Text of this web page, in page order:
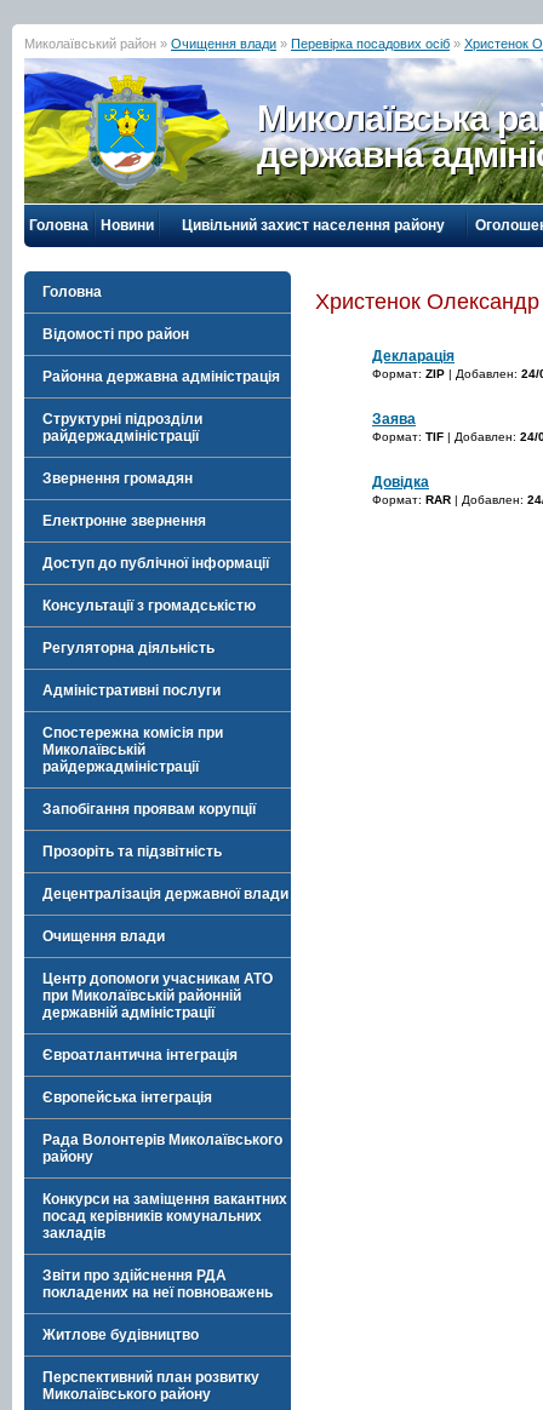
Миколаївський район » Очищення влади » Перевірка посадових осіб » Христенок
Миколаївська
державна
Головна Новини Цивільний захист населення району
Головна
Відомості про район
Районна державна адміністрація
Структурні підрозділи
райдержадміністрації
Звернення громадян
Електронне звернення
Доступ до публічної інформації
Консультації з громадськістю
Регуляторна діяльність
Адміністративні послуги
Спостережна комісія при
Миколаївській
райдержадміністрації
Запобігання проявам корупції
Прозоріть та підзвітність
Децентралізація державної влади
Очищення влади
Центр допомоги учасникам АТО
при Миколаївській районній
державній адміністрації
Євроатлантична інтеграція
Європейська інтеграція
Рада Волонтерів Миколаївського
району
Конкурси на заміщення вакантних
посад керівників комунальних
закладів
Звіти про здійснення РДА
покладених на неї повноважень
Житлове будівництво
Перспективний план розвитку
Миколаївського району
Христенок
Декларація
Формат: ZIP | Добавлен: 24/
Заява
Формат: TIF | Добавлен: 24/
Довідка
Формат: RAR | Добавлен: